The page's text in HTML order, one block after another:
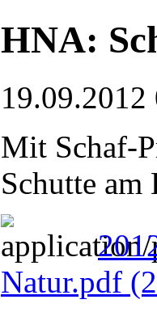
HNA:
19.09.2012
Mit Schaf-
Schutte am
Natur.pdf